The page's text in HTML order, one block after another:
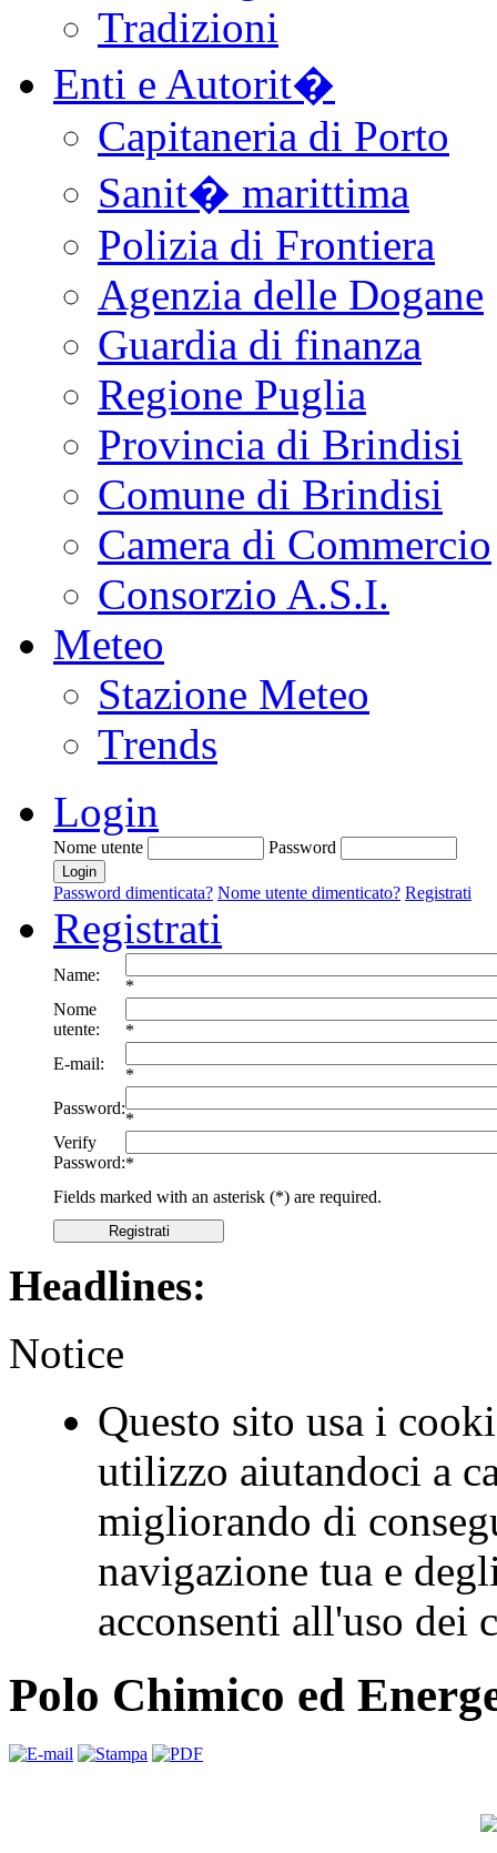
Tradizioni
Enti e Autorit�
Capitaneria di Porto
Sanit� marittima
Polizia di Frontiera
Agenzia delle Dogane
Guardia di finanza
Regione Puglia
Provincia di Brindisi
Comune di Brindisi
Camera di Commercio
Consorzio A.S.I.
Meteo
Stazione Meteo
Trends
Login
Nome utente Password
Password dimenticata? Nome utente dimenticato? Registrati
Registrati
Name:
*
Nome
utente:
*
E-mail:
*
Password:
*
Verify
Password:*
Fields marked with an asterisk (*) are required.
Registrati
Headlines:
Notice
Questo sito usa i
utilizzo aiutandoci a
migliorando di
navigazione tua e
acconsenti all'uso
Polo Chimico ed